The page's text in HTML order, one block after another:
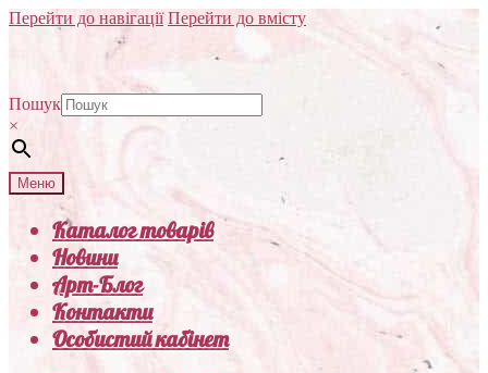
Перейти до навігації Перейти до вмісту
Пошук
×
Меню
Каталог товарів
Новини
Арт-Блог
Контакти
Особистий кабінет